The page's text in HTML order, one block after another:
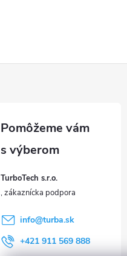
TurboTech s.r.o.
info@turba.sk
+421 911 569 888